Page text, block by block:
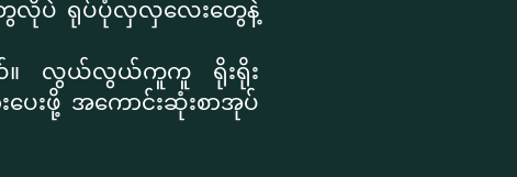
တွေလိုပဲ ရုပ်ပုံလှလှလေးတွေနဲ့
ယ်။ လွယ်လွယ်ကူကူ ရိုးရိုး
ပေးဖို့ အကောင်းဆုံးစာအုပ်